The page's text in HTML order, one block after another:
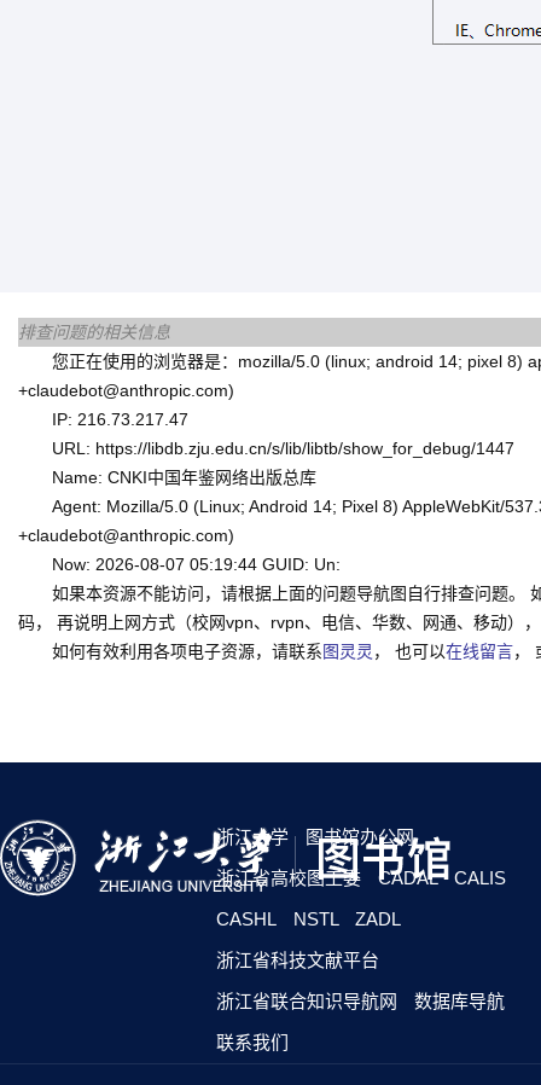
排查问题的相关信息
您正在使用的浏览器是：mozilla/5.0 (linux; android 14; pixel 8)
+claudebot@anthropic.com)
IP: 216.73.217.47
URL: https://libdb.zju.edu.cn/s/lib/libtb/show_for_debug/1447
Name: CNKI中国年鉴网络出版总库
Agent: Mozilla/5.0 (Linux; Android 14; Pixel 8) AppleWebKit/
+claudebot@anthropic.com)
Now: 2026-08-07 05:19:44 GUID: Un:
如果本资源不能访问，请根据上面的问题导航图自行排查问题。
码， 再说明上网方式（校网vpn、rvpn、电信、华数、网通、移动）
如何有效利用各项电子资源，请联系图灵灵 ， 也可以在线留言，
浙江大学
图书馆办公网
浙江省高校图工委
CADAL
CALIS
CASHL
NSTL
ZADL
浙江省科技文献平台
浙江省联合知识导航网
数据库导航
联系我们